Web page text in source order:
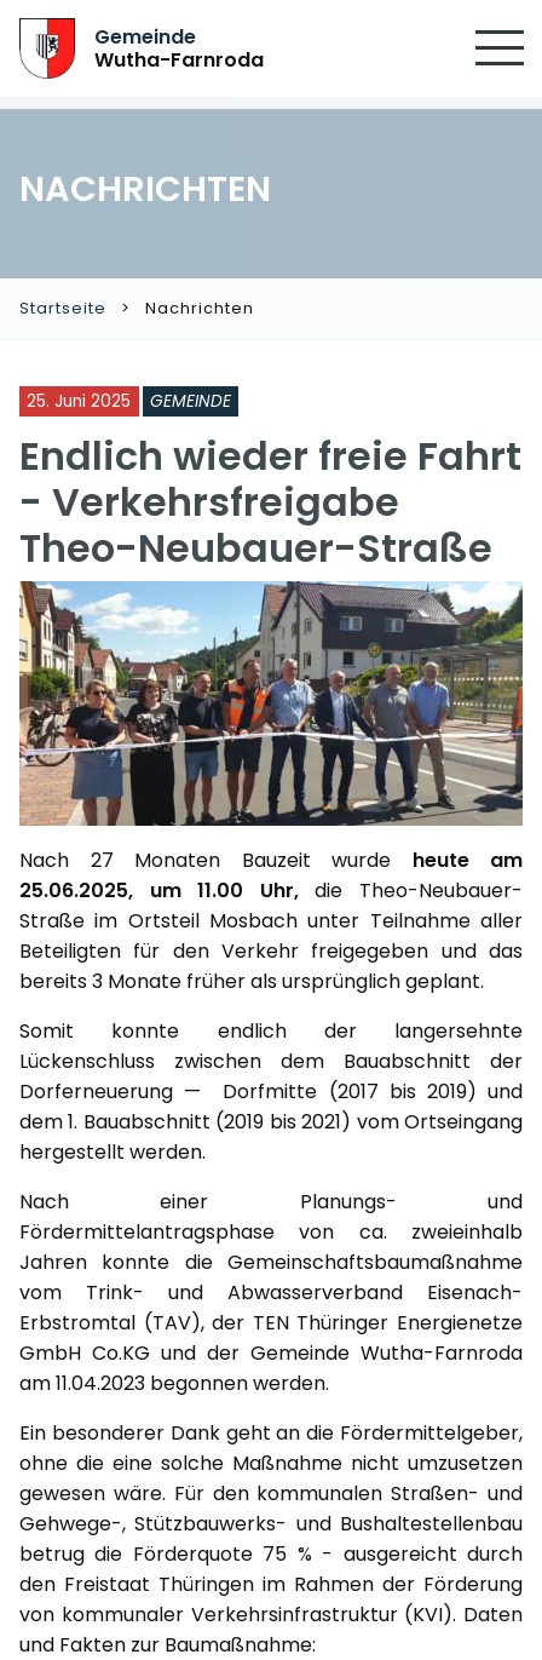
Gemeinde
Wutha-Farnroda
NACHRICHTEN
Startseite Nachrichten
25. Juni 2025 GEMEINDE
Endlich wieder freie Fahrt
- Verkehrsfreigabe
Theo-Neubauer-Straße
Nach 27 Monaten Bauzeit wurde heute am
25.06.2025, um 11.00 Uhr,die Theo-Neubauer-
Straße im Ortsteil Mosbach unter Teilnahme aller
Beteiligten für den Verkehr freigegeben und das
bereits 3 Monate früher als ursprünglich geplant.
Somit konnte endlich der langersehnte
Lückenschluss zwischen dem Bauabschnitt der
Dorferneuerung — Dorfmitte (2017 bis 2019) und
dem 1. Bauabschnitt (2019 bis 2021) vom Ortseingang
hergestellt werden.
Nach einer Planungs- und
Fördermittelantragsphase von ca. zweieinhalb
Jahren konnte die Gemeinschaftsbaumaßnahme
vom Trink- und Abwasserverband Eisenach-
Erbstromtal (TAV), der TEN Thüringer Energienetze
GmbH Co.KG und der Gemeinde Wutha-Farnroda
am 11.04.2023 begonnen werden.
Ein besonderer Dank geht an die Fördermittelgeber,
ohne die eine solche Maßnahme nicht umzusetzen
gewesen wäre. Für den kommunalen Straßen- und
Gehwege-, Stützbauwerks- und Bushaltestellenbau
betrug die Förderquote 75 % - ausgereicht durch
den Freistaat Thüringen im Rahmen der Förderung
von kommunaler Verkehrsinfrastruktur (KVI). Daten
und Fakten zur Baumaßnahme: